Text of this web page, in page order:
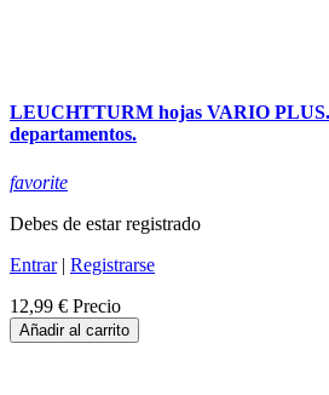
LEUCHTTURM hojas VARIO PLUS.
departamentos.
favorite
Debes de estar registrado
Entrar| Registrarse
12,99 € Precio
Añadir al carrito